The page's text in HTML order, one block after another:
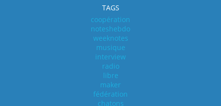
TAGS
coopération
noteshebdo
weeknotes
musique
interview
radio
libre
maker
fédération
chatons